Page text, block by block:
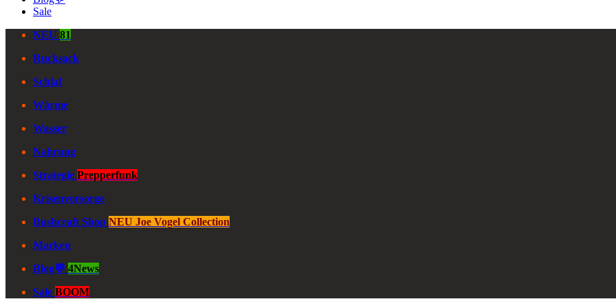
Sale
NEU 81
Rucksack
Schlaf
Wärme
Wasser
Nahrung
Strategie Prepperfunk
Krisenvorsorge
Bushcraft Shop NEU Joe Vogel Collection
Marken
Blog💬 4News
Sale BOOM